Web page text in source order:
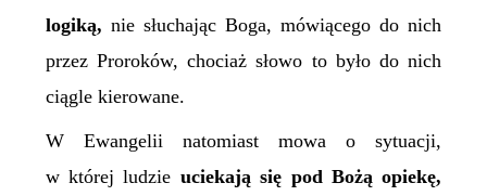
logiką, nie słuchając Boga, mówiącego do nich
przez Proroków, chociaż słowo to było do nich
ciągle kierowane.
W Ewangelii natomiast mowa o sytuacji,
w której ludzie uciekają się pod Bożą opiekę,